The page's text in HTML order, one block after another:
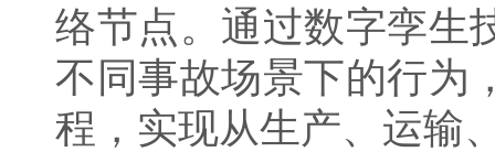
络节点。通过数字孪生
不同事故场景下的行为
程，实现从生产、运输